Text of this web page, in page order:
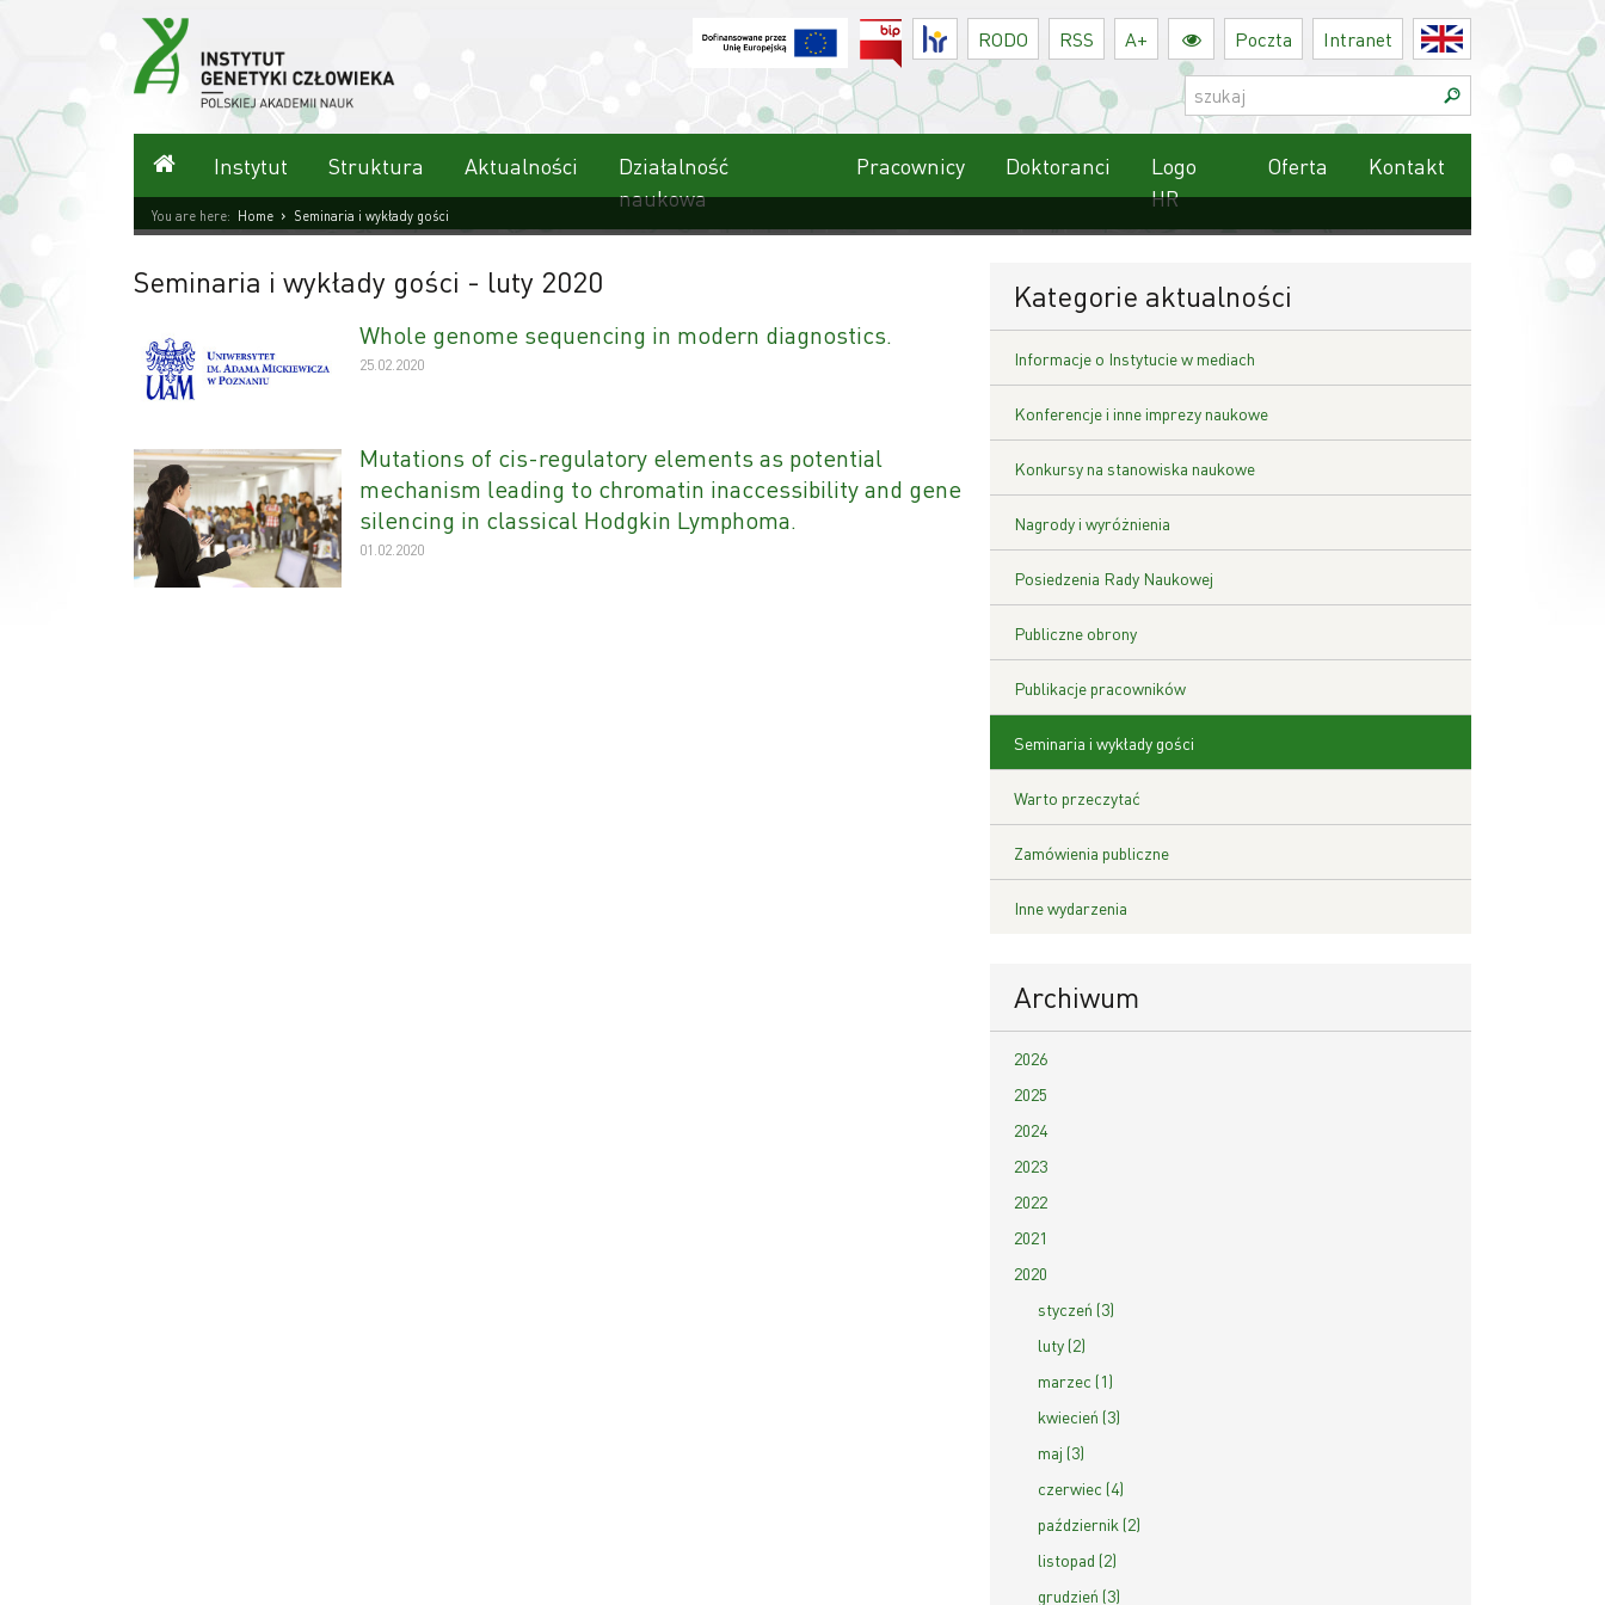
BIP HRRODO RSS A+ Poczta Intranet
Szukaj:
Strona główna
Instytut Struktura Aktualności
Działalność
naukowa
Pracownicy Doktoranci
Logo
HR
Oferta Kontakt
You are here: Home › Seminaria i wykłady gości
Seminaria i wykłady gości - luty 2020
Whole genome sequencing in modern diagnostics.
25.02.2020
Mutations of cis-regulatory elements as potential
mechanism leading to chromatin inaccessibility and gene
silencing in classical Hodgkin Lymphoma.
01.02.2020
Kategorie aktualności
Informacje o Instytucie w mediach
Konferencje i inne imprezy naukowe
Konkursy na stanowiska naukowe
Nagrody i wyróżnienia
Posiedzenia Rady Naukowej
Publiczne obrony
Publikacje pracowników
Seminaria i wykłady gości
Warto przeczytać
Zamówienia publiczne
Inne wydarzenia
Archiwum
2026
2025
2024
2023
2022
2021
2020
styczeń (3)
luty (2)
marzec (1)
kwiecień (3)
maj (3)
czerwiec (4)
październik (2)
listopad (2)
grudzień (3)